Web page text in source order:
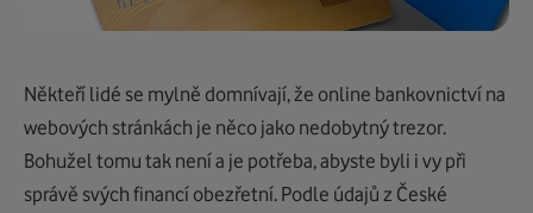
Někteří lidé se mylně domnívají, že online bankovnictví na
webových stránkách je něco jako nedobytný trezor.
Bohužel tomu tak není a je potřeba, abyste byli i vy při
správě svých financí obezřetní. Podle údajů z České